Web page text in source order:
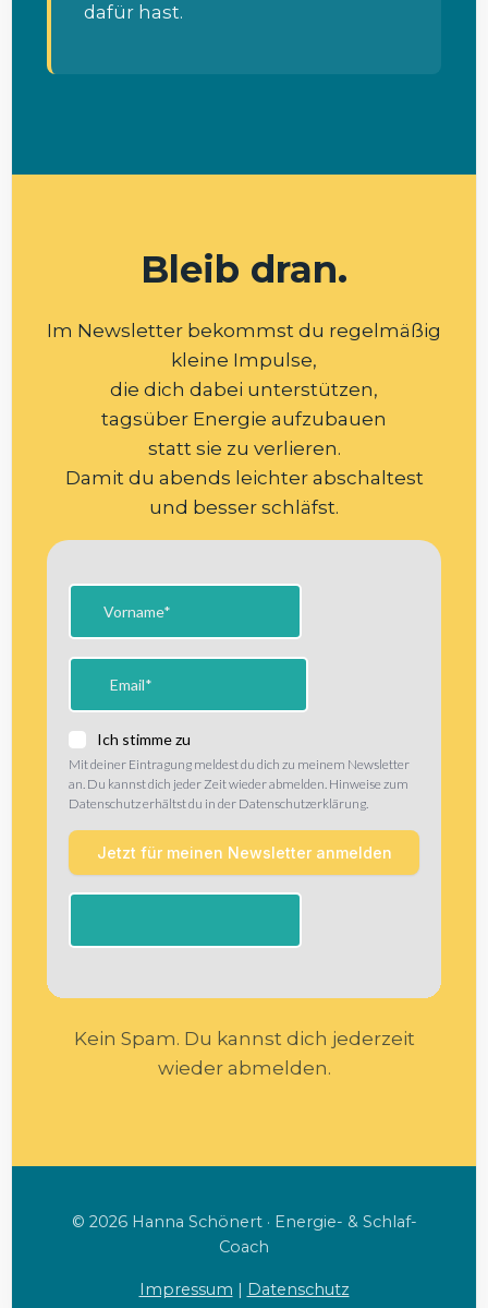
dafür hast.
Bleib dran.
Im Newsletter bekommst du regelmäßig
kleine Impulse,
die dich dabei unterstützen,
tagsüber Energie aufzubauen
statt sie zu verlieren.
Damit du abends leichter abschaltest
und besser schläfst.
Kein Spam. Du kannst dich jederzeit
wieder abmelden.
© 2026 Hanna Schönert · Energie- & Schlaf-
Coach
Impressum | Datenschutz